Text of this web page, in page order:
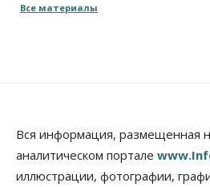
06 Августа 2026, 17:00
Общество
Пенсионеры старше 80 лет в
области получили
06 Августа 2026, 16:00
Все материалы
Вся информация, размещенная
аналитическом портале
иллюстрации, фотографии,